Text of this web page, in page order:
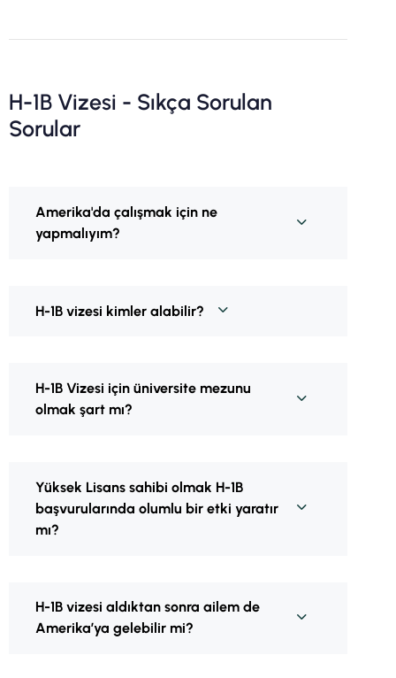
H-1B Vizesi - Sıkça Sorulan
Sorular
Amerika'da çalışmak için ne
yapmalıyım?
H-1B vizesi kimler alabilir?
H-1B Vizesi için üniversite mezunu
olmak şart mı?
Yüksek Lisans sahibi olmak H-1B
başvurularında olumlu bir etki yaratır
mı?
H-1B vizesi aldıktan sonra ailem de
Amerika’ya gelebilir mi?